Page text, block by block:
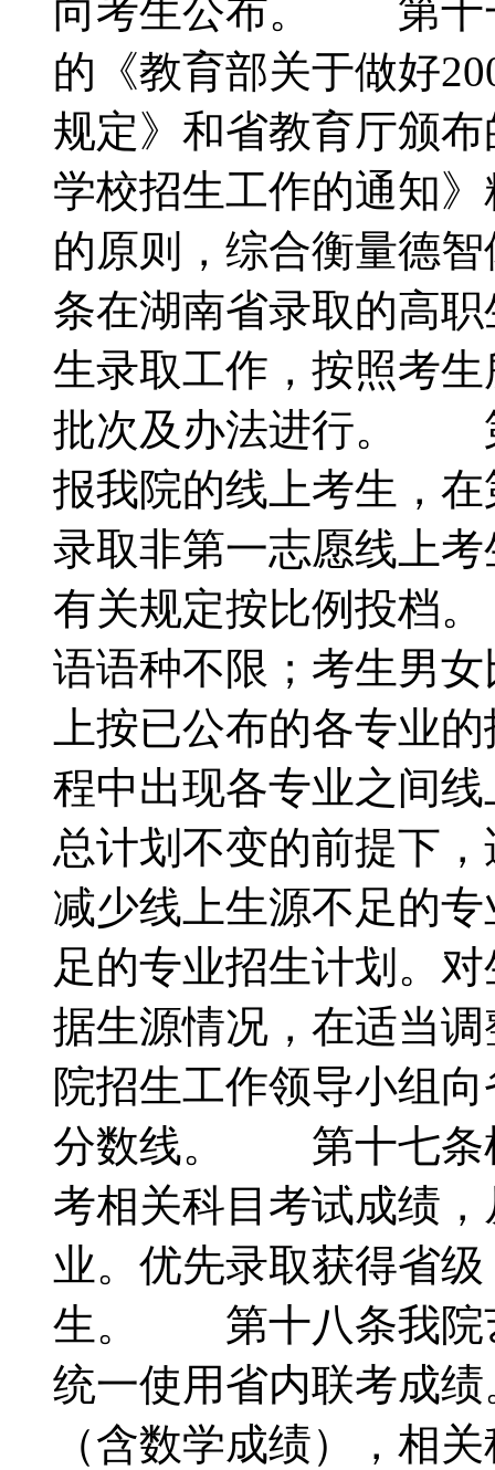
向考生公布。 第十
的《教育部关于做好
规定》和省教育厅颁
学校招生工作的通知
的原则，综合衡量德
条在湖南省录取的高
生录取工作，按照考
批次及办法进行。
报我院的线上考生，
录取非第一志愿线上
有关规定按比例投档
语语种不限；考生男
上按已公布的各专业
程中出现各专业之间
总计划不变的前提下
减少线上生源不足的
足的专业招生计划。
据生源情况，在适当
院招生工作领导小组
分数线。 第十七条
考相关科目考试成绩
业。优先录取获得省
生。 第十八条我院
统一使用省内联考成
（含数学成绩），相